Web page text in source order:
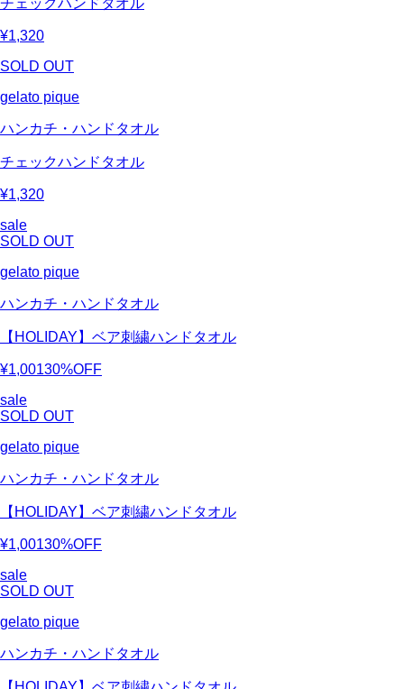
¥1,320
SOLD OUT
gelato pique
ハンカチ・ハンドタオル
チェックハンドタオル
¥1,320
sale
SOLD OUT
gelato pique
ハンカチ・ハンドタオル
【HOLIDAY】ベア刺繍ハンドタオル
¥1,00130%OFF
sale
SOLD OUT
gelato pique
ハンカチ・ハンドタオル
【HOLIDAY】ベア刺繍ハンドタオル
¥1,00130%OFF
sale
SOLD OUT
gelato pique
ハンカチ・ハンドタオル